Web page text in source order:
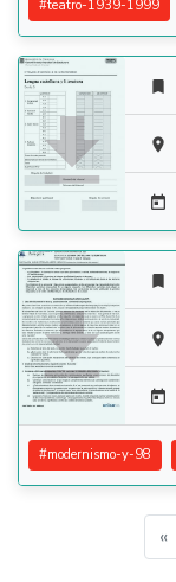
#teatro-1939-1999








#modernismo-y-98
«